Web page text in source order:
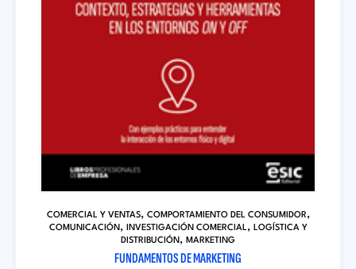
COMERCIAL Y VENTAS, COMPORTAMIENTO DEL CONSUMIDOR,
COMUNICACIÓN, INVESTIGACIÓN COMERCIAL, LOGÍSTICA Y
DISTRIBUCIÓN, MARKETING
FUNDAMENTOS DE MARKETING